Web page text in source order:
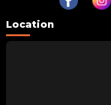
Location